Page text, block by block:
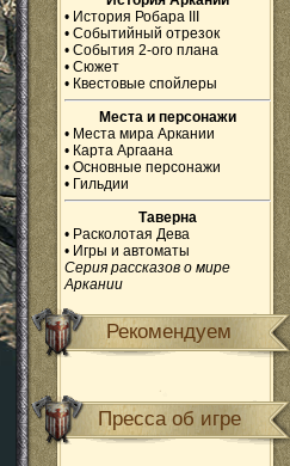
• История Робара III
• Событийный отрезок
• События 2-ого плана
• Сюжет
• Квестовые спойлеры
Места и персонажи
• Места мира Аркании
• Карта Аргаана
• Основные персонажи
• Гильдии
Таверна
• Расколотая Дева
• Игры и автоматы
Серия рассказов о мире
Аркании
Рекомендуем
Пресса об игре